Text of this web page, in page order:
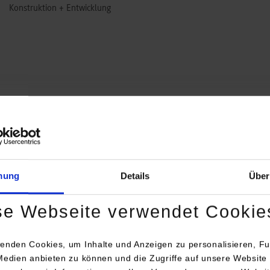
Details
Webseite verwendet
Cookies, um Inhalte und Anzeigen zu personalisieren,
anbieten zu können und die Zugriffe auf unsere Website
Konstruktion + Entwicklung
HERMA ist ein führender Hersteller auf dem Gebiet der
In mehreren Werken im Großraum Stuttgart werden fast 850
online über www.herma.de/ausbildung versenden.